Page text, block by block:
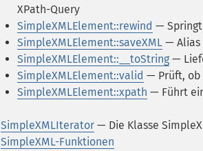
XPath-Query
SimpleXMLElement::rewind —
SimpleXMLElement::saveXML — Alias
SimpleXMLElement::__toString —
SimpleXMLElement::valid — Prüft, ob
SimpleXMLElement::xpath — Führt
SimpleXMLIterator — Die Klasse
SimpleXML-Funktionen